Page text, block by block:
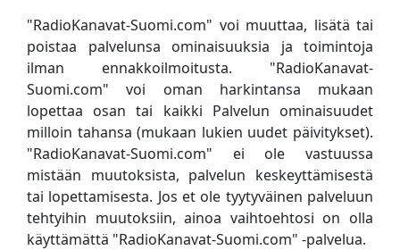
"RadioKanavat-Suomi.com" voi muuttaa, lisätä tai
poistaa palvelunsa ominaisuuksia ja toimintoja
ilman ennakkoilmoitusta. "RadioKanavat-
Suomi.com" voi oman harkintansa mukaan
lopettaa osan tai kaikki Palvelun ominaisuudet
milloin tahansa (mukaan lukien uudet päivitykset).
"RadioKanavat-Suomi.com" ei ole vastuussa
mistään muutoksista, palvelun keskeyttämisestä
tai lopettamisesta. Jos et ole tyytyväinen palveluun
tehtyihin muutoksiin, ainoa vaihtoehtosi on olla
käyttämättä "RadioKanavat-Suomi.com" -palvelua.